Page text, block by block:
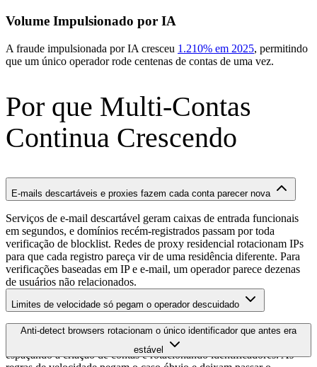
Volume Impulsionado por IA
A fraude impulsionada por IA cresceu 1.210% em 2025, permitindo
que um único operador rode centenas de contas de uma vez.
Por que Multi-Contas
Continua Crescendo
E-mails descartáveis e proxies fazem cada conta parecer nova
Serviços de e-mail descartável geram caixas de entrada funcionais
em segundos, e domínios recém-registrados passam por toda
verificação de blocklist. Redes de proxy residencial rotacionam IPs
para que cada registro pareça vir de uma residência diferente. Para
verificações baseadas em IP e e-mail, um operador parece dezenas
de usuários não relacionados.
Limites de velocidade só pegam o operador descuidado
Um operador que entende os limiares que suas regras de velocidade
monitoram pode permanecer abaixo deles indefinidamente,
espaçando a criação de contas e rotacionando identificadores. As
Anti-detect browsers rotacionam o único identificador que antes era
estável